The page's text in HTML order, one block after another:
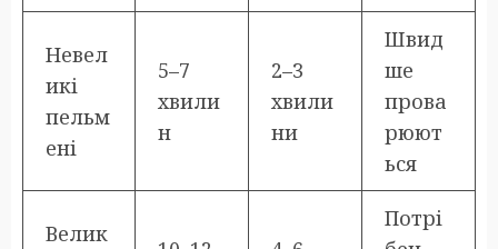
Невел
икі
пельм
ені
5–7
хвили
н
2–3
хвили
ни
Швид
ше
прова
рюют
ься
Велик
Потрі